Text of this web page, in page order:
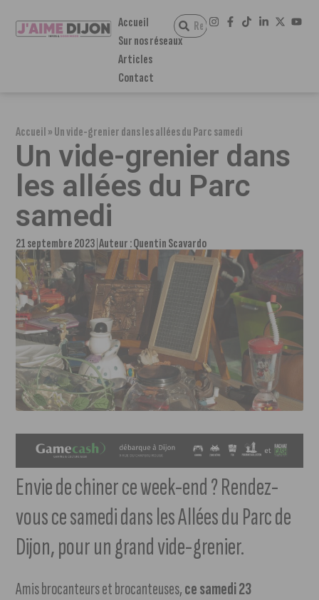
Accueil
Sur nos réseaux
Articles
Contact
Accueil»Un vide-grenier dans les allées du Parc samedi
Un vide-grenier dans
les allées du Parc
samedi
21 septembre 2023 Auteur :Quentin Scavardo
Envie de chiner ce week-end ? Rendez-
vous ce samedi dans les Allées du Parc de
Dijon, pour un grand vide-grenier.
Amis brocanteurs et brocanteuses,ce samedi 23